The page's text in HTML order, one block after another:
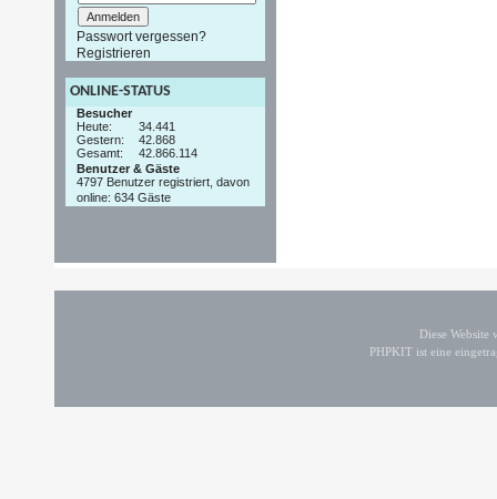
Passwort vergessen?
Registrieren
ONLINE-STATUS
Besucher
Heute:
34.441
Gestern:
42.868
Gesamt:
42.866.114
Benutzer & Gäste
4797 Benutzer registriert, davon
online: 634 Gäste
Diese
PHPKIT ist eine